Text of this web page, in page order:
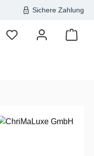
Sichere Zahlung